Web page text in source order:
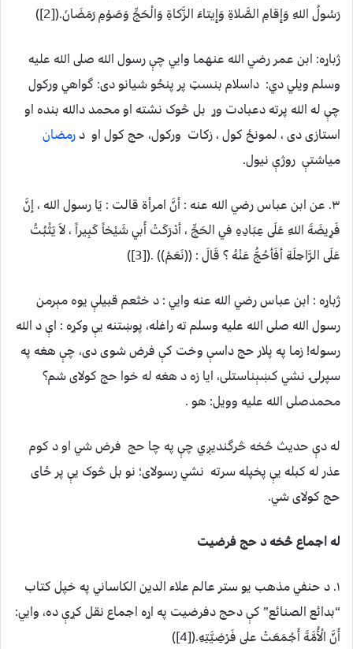
رَسُولُ اللهِ وَإِقامِ الصَّلاةِ وَإِيتاءَ الزَّكاةِ وَالْحَجِّ وَصَوْمِ رَمَضَانَ.([2])
ژباړه: ابن عمر رضي الله عنهما وایي چې رسول الله صلى الله عليه
وسلم ویلي دي: داسلام بنسټ پر پنځو شیانو دی: گواهي ورکول
چې له الله پرته دعبادت وړ بل څوک نشته او محمد دالله بنده او
استازی دی ، لمونځ کول ، زکات ورکول، حج کول او درمضان
میاشتې روژې نیول.
۳. عن ابن عباس رضي الله عنه : أنَّ امرأة قالت : يَا رسول الله ، إنَّ
فَرِيضَةَ اللهِ عَلَى عِبَادِهِ في الحَجِّ ، أدْرَكَتْ أَبي شَيْخاً كَبِيراً ، لاَ يَثْبُتُ
عَلَى الرَّاحِلَةِ أفَأحُجُّ عَنْهُ ؟ قَالَ : ((نَعَمْ)) .([3])
ژباړه : ابن عباس رضي الله عنه وایي : د خثعم قبیلې یوه مېرمن
رسول الله صلی الله علیه وسلم ته راغله، پوښتنه یې وکړه : اې د الله
رسوله! زما په پلار حج داسې وخت کې فرض شوی دی، چې هغه په
سپرلۍ نشي کښېناستلی، ایا زه د هغه له خوا حج کولای شم؟
محمدصلی الله علیه وويل: هو .
له دې حدیث څخه څرگندیږي چې په چا حج فرض شي او د کوم
عذر له کبله یې پخپله سرته نشي رسولای؛ نو بل څوک يې پر ځای
حج کولای شي.
له اجماع څخه د حج فرضيت
۱. د حنفي مذهب یو ستر عالم علاء الدین الکاساني په خپل کتاب
“بدائع الصنائع” کې دحج دفرضیت په اړه اجماع نقل کړې ده، وایي:
أَنَّ الْأُمَّةَ أَجْمَعَتْ على فَرْضِيَّتِهِ.([4])